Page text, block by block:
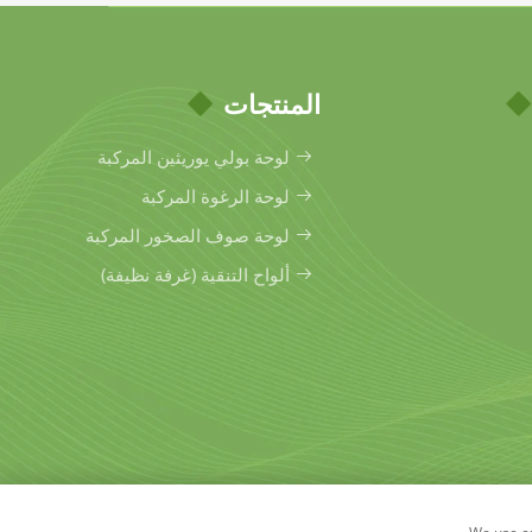
المنتجات
لوحة بولي يوريثين المركبة
لوحة الرغوة المركبة
لوحة صوف الصخور المركبة
ألواح التنقية (غرفة نظيفة)